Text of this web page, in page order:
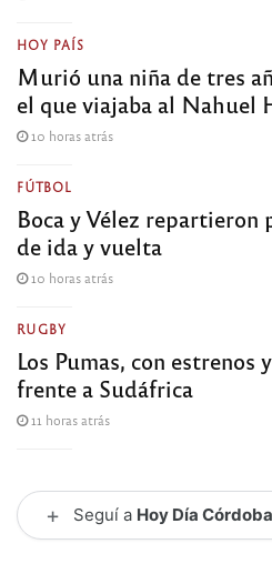
HOY PAÍS
Murió una niña de tres
el que viajaba al Nahuel
10 horas atrás
FÚTBOL
Boca y Vélez
de ida y vuelta
10 horas atrás
RUGBY
Los Pumas, con estrenos
frente a Sudáfrica
11 horas atrás
+ Seguí a Hoy Día Córdoba